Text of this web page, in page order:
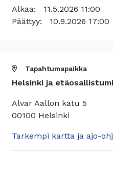
Alkaa: 11.5.2026 11:00
Päättyy: 10.9.2026 17:00
Tapahtumapaikka
Helsinki ja
Alvar Aallon katu 5
00100 Helsinki
Tarkempi kartta ja ajo-